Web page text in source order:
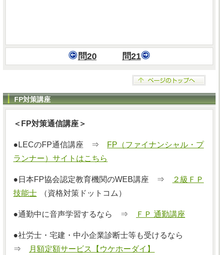
問20 問21
FP対策講座
＜FP対策通信講座＞
●LECのFP通信講座 ⇒
FP（ファイナンシャル・プ
ランナー）サイトはこちら
●日本FP協会認定教育機関のWEB講座 ⇒
２級ＦＰ
技能士
（資格対策ドットコム）
●通勤中に音声学習するなら ⇒ ＦＰ 通勤講座
●社労士・宅建・中小企業診断士等も受けるなら
⇒
月額定額サービス【ウケホーダイ】